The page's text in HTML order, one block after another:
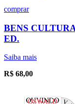
comprar
BENS
ED.
Saiba mais
R$ 68,00